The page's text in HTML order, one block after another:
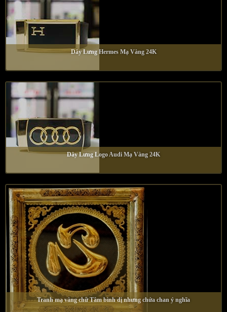
Dây Lưng Hermes Mạ Vàng 24K
Dây Lưng Logo Audi Mạ Vàng 24K
Tranh mạ vàng chữ Tâm bình dị nhưng chứa chan ý nghĩa